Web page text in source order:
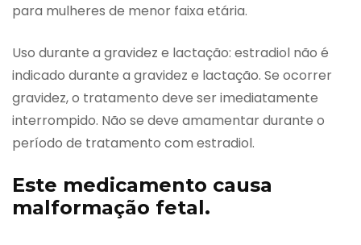
para mulheres de menor faixa etária.
Uso durante a gravidez e lactação: estradiol não é
indicado durante a gravidez e lactação. Se ocorrer
gravidez, o tratamento deve ser imediatamente
interrompido. Não se deve amamentar durante o
período de tratamento com estradiol.
Este medicamento causa
malformação fetal.